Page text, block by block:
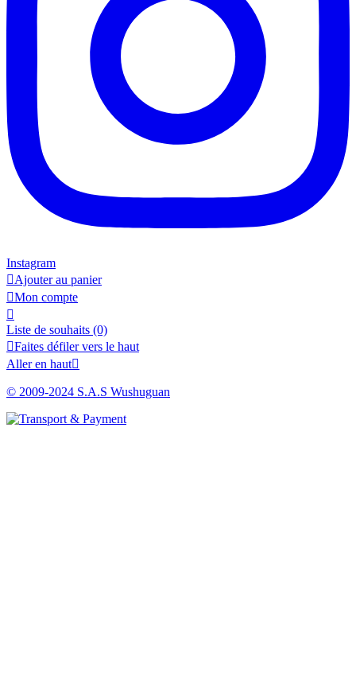
Instagram
Ajouter au panier
Mon compte

Liste de souhaits (0)
Faites défiler vers le haut
Aller en haut
© 2009-2024 S.A.S Wushuguan